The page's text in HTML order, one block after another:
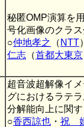
秘匿OMP演算を
号化画像のクラ
○仲地孝之 （ NTT
仁志 （首都大東京
超音波超解像イ
グにおけるラテ
分解能向上に関
○香西諒也 ・ 祝